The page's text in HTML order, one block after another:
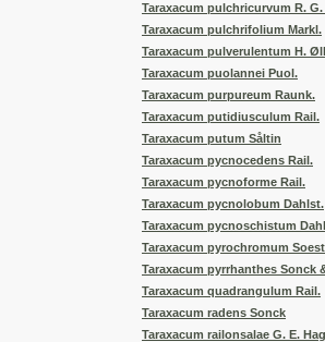
Taraxacum pulchricurvum R. G.
Taraxacum pulchrifolium Markl.
Taraxacum pulverulentum H.
Taraxacum puolannei Puol.
Taraxacum purpureum Raunk.
Taraxacum putidiusculum Rail.
Taraxacum putum Såltin
Taraxacum pycnocedens Rail.
Taraxacum pycnoforme Rail.
Taraxacum pycnolobum Dahlst.
Taraxacum pycnoschistum
Taraxacum pyrochromum Soest
Taraxacum pyrrhanthes Sonck
Taraxacum quadrangulum Rail.
Taraxacum radens Sonck
Taraxacum railonsalae G. E.